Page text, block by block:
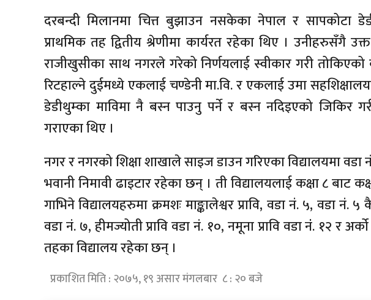
दरबन्दी मिलानमा चित्त बुझाउन नसकेका नेपाल र सापकोटा
प्राथमिक तह द्वितीय श्रेणीमा कार्यरत रहेका थिए । उनीहरुसँगै
राजीखुसीका साथ नगरले गरेको निर्णयलाई स्वीकार गरी तोकिएको
रिटहाल्ने दुईमध्ये एकलाई चण्डेनी मा.वि. र एकलाई उमा
डेडीथुम्का माविमा नै बस्न पाउनु पर्ने र बस्न नदिइएको जिकिर
गराएका थिए ।
नगर र नगरको शिक्षा शाखाले साइज डाउन गरिएका विद्यालयमा वडा नं.
भवानी निमावी ढाइटार रहेका छन् । ती विद्यालयलाई कक्षा ८ बाट
गाभिने विद्यालयहरुमा क्रमशः माङ्कालेश्वर प्रावि, वडा नं. ५, वडा नं. ५
वडा नं. ७, हीमज्योती प्रावि वडा नं. १०, नमूना प्रावि वडा नंं. १२ र
तहका विद्यालय रहेका छन् ।
प्रकाशित मिति : २०७५, १९ असार मंगलबार ८ : २० बजे